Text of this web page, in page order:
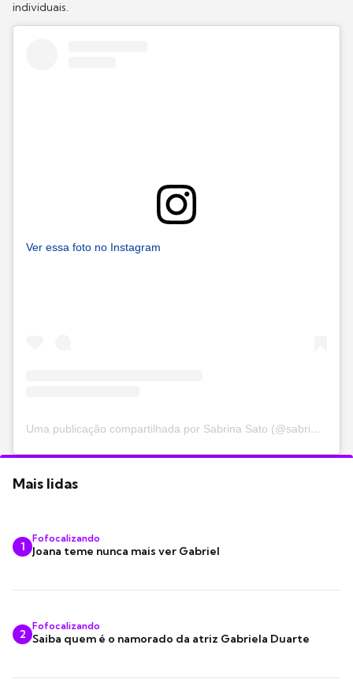
individuais.
Ver essa foto no Instagram
Uma publicação compartilhada por Sabrina Sato (@sabrinasato)
Mais lidas
1
Fofocalizando
Joana teme nunca mais ver Gabriel
2
Fofocalizando
Saiba quem é o namorado da atriz Gabriela Duarte